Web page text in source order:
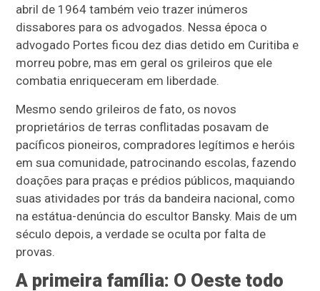
abril de 1964 também veio trazer inúmeros
dissabores para os advogados. Nessa época o
advogado Portes ficou dez dias detido em Curitiba e
morreu pobre, mas em geral os grileiros que ele
combatia enriqueceram em liberdade.
Mesmo sendo grileiros de fato, os novos
proprietários de terras conflitadas posavam de
pacíficos pioneiros, compradores legítimos e heróis
em sua comunidade, patrocinando escolas, fazendo
doações para praças e prédios públicos, maquiando
suas atividades por trás da bandeira nacional, como
na estátua-denúncia do escultor Bansky. Mais de um
século depois, a verdade se oculta por falta de
provas.
A primeira família: O Oeste todo